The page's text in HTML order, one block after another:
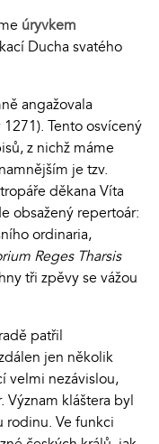
úryvkem
Ducha svatého
angažovala
Tento osvícený
z nichž máme
je tzv.
děkana Víta
obsažený repertoár:
ordinaria,
Reges Tharsis
tři zpěvy se vážou
patřil
jen několik
velmi nezávislou,
Význam kláštera byl
rodinu. Ve funkci